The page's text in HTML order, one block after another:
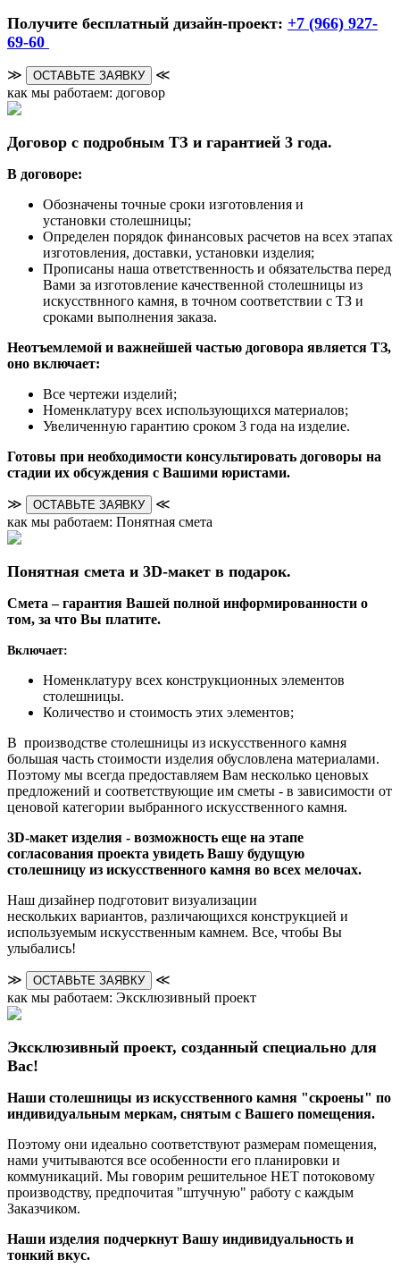
Получите бесплатный дизайн-проект: +7 (966) 927-
69-60
≫ ОСТАВЬТЕ ЗАЯВКУ
≪
как мы работаем: договор
Договор с подробным ТЗ и гарантией 3 года.
В договоре:
Обозначены точные сроки изготовления и
установки столешницы;
Определен порядок финансовых расчетов на всех этапах
изготовления, доставки, установки изделия;
Прописаны наша ответственность и обязательства перед
Вами за изготовление качественной столешницы из
искусствнного камня, в точном соответствии с ТЗ и
сроками выполнения заказа.
Неотъемлемой и важнейшей частью договора является ТЗ,
оно включает:
Все чертежи изделий;
Номенклатуру всех использующихся материалов;
Увеличенную гарантию сроком 3 года на изделие.
Готовы при необходимости консультировать договоры на
стадии их обсуждения с Вашими юристами.
≫ ОСТАВЬТЕ ЗАЯВКУ
≪
как мы работаем: Понятная смета
Понятная смета и 3D-макет в подарок.
Смета – гарантия Вашей полной информированности о
том, за что Вы платите.
Включает:
Номенклатуру всех конструкционных элементов
столешницы.
Количество и стоимость этих элементов;
В производстве столешницы из искусственного камня
большая часть стоимости изделия обусловлена материалами.
Поэтому мы всегда предоставляем Вам несколько ценовых
предложений и соответствующие им сметы - в зависимости от
ценовой категории выбранного искусственного камня.
3D-макет изделия - возможность еще на этапе
согласования проекта увидеть Вашу будущую
столешницу из искусственного камня во всех мелочах.
Наш дизайнер подготовит визуализации
нескольких вариантов, различающихся конструкцией и
используемым искусственным камнем. Все, чтобы Вы
улыбались!
≫ ОСТАВЬТЕ ЗАЯВКУ
≪
как мы работаем: Эксклюзивный проект
Эксклюзивный проект, созданный специально для
Вас!
Наши столешницы из искусственного камня "скроены" по
индивидуальным меркам, снятым с Вашего помещения.
Поэтому они идеально соответствуют размерам помещения,
нами учитываются все особенности его планировки и
коммуникаций. Мы говорим решительное НЕТ потоковому
производству, предпочитая "штучную" работу с каждым
Заказчиком.
Наши изделия подчеркнут Вашу индивидуальность и
тонкий вкус.